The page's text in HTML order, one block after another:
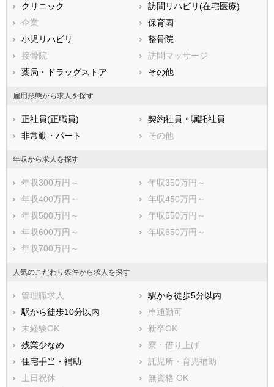
福岡県
長崎県
熊本県
鹿児島県
クリニック
訪問リハビリ(在宅医療)
企業
保育園
小児リハビリ
整骨院
接骨院
訪問マッサージ
薬局・ドラッグストア
その他
雇用形態から求人を探す
正社員(正職員)
契約社員・嘱託社員
非常勤・パート
その他
年収から求人を探す
年収300万円～
年収350万円～
年収400万円～
年収450万円～
年収500万円～
年収550万円～
年収600万円～
年収650万円～
年収700万円～
人気のこだわり条件から求人を探す
管理職求人
駅から徒歩5分以内
駅から徒歩10分以内
車通勤可
未経験OK
新卒OK
残業少なめ
寮・借り上げ
住宅手当・補助
託児所・育児補助
土日祝休
無資格 OK